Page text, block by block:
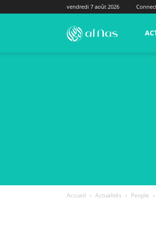
vendredi 7 août 2026
alNas.fr
Accueil Actualités People